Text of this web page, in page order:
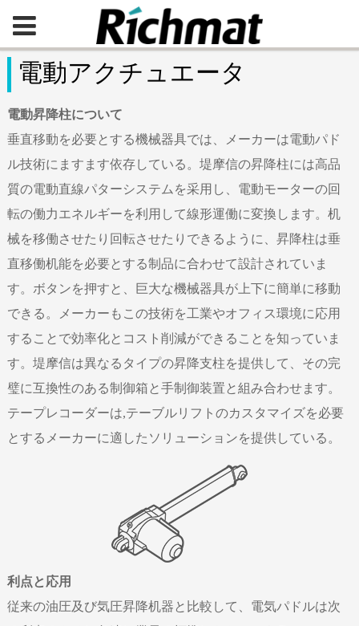
電動アクチュエータ
電動昇降柱について
垂直移動を必要とする機械器具では、メーカーは電動パド
ル技術にますます依存している。堤摩信の昇降柱には高品
質の電動直線パターシステムを采用し、電動モーターの回
転の働力エネルギーを利用して線形運働に変換します。机
械を移働させたり回転させたりできるように、昇降柱は垂
直移働机能を必要とする制品に合わせて設計されていま
す。ボタンを押すと、巨大な機械器具が上下に簡単に移動
できる。メーカーもこの技術を工業やオフィス環境に応用
することで効率化とコスト削減ができることを知っていま
す。堤摩信は異なるタイプの昇降支柱を提供して、その完
璧に互換性のある制御箱と手制御装置と組み合わせます。
テープレコーダーは,テーブルリフトのカスタマイズを必要
とするメーカーに適したソリューションを提供している。
利点と応用
従来の油圧及び気圧昇降机器と比較して、電気パドルは次